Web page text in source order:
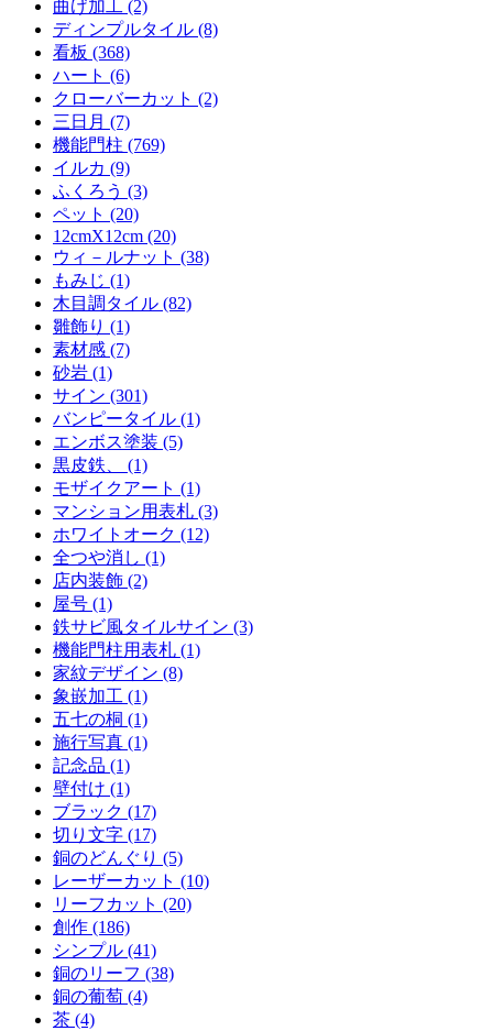
曲げ加工 (2)
ディンプルタイル (8)
看板 (368)
ハート (6)
クローバーカット (2)
三日月 (7)
機能門柱 (769)
イルカ (9)
ふくろう (3)
ペット (20)
12cmX12cm (20)
ウィ－ルナット (38)
もみじ (1)
木目調タイル (82)
雛飾り (1)
素材感 (7)
砂岩 (1)
サイン (301)
バンピータイル (1)
エンボス塗装 (5)
黒皮鉄、 (1)
モザイクアート (1)
マンション用表札 (3)
ホワイトオーク (12)
全つや消し (1)
店内装飾 (2)
屋号 (1)
鉄サビ風タイルサイン (3)
機能門柱用表札 (1)
家紋デザイン (8)
象嵌加工 (1)
五七の桐 (1)
施行写真 (1)
記念品 (1)
壁付け (1)
ブラック (17)
切り文字 (17)
銅のどんぐり (5)
レーザーカット (10)
リーフカット (20)
創作 (186)
シンプル (41)
銅のリーフ (38)
銅の葡萄 (4)
茶 (4)